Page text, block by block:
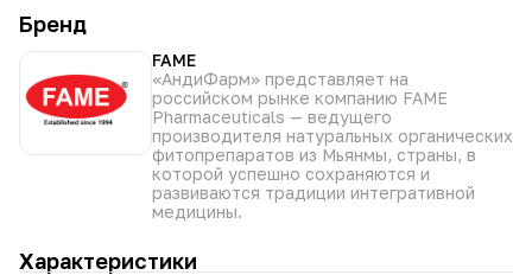
• Поддерживает здоровье молочной железы у женщин.
• Оказывает антиоксидантное действие, снижает влияние
свободных радикалов.
• Помогает сохранять остроту зрения и защищает
сетчатку.
• Укрепляет сердечно‑сосудистую систему и
поддерживает иммунитет.
БАД. Не является лекарственным средством. Перед
применением проконсультируйтесь с врачом.
Бренд
FAME
«АндиФарм» представляет на
российском рынке компанию FAME
Pharmaceuticals — ведущего
производителя натуральных органических
фитопрепаратов из Мьянмы, страны, в
которой успешно сохраняются и
развиваются традиции интегративной
медицины.
Характеристики